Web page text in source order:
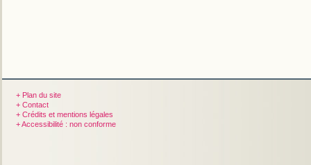
+ Plan du site
+ Contact
+ Crédits et mentions légales
+ Accessibilité : non conforme